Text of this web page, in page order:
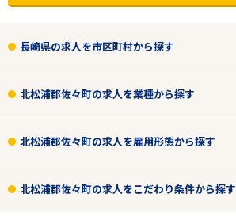
エリアで探す
長崎県の求人を市区町村から探す
北松浦郡佐々町の求人を業種から探す
北松浦郡佐々町の求人を雇用形態から探す
北松浦郡佐々町の求人をこだわり条件から探す